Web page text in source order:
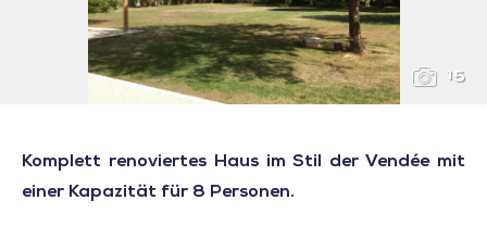
15
Komplett renoviertes Haus im Stil der Vendée mit
einer Kapazität für 8 Personen.